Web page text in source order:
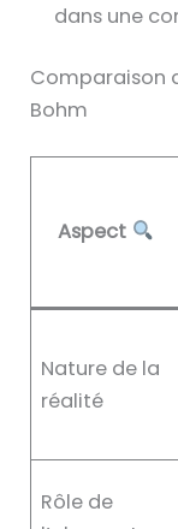
dans une
Comparaison
Bohm
Aspect
Nature de la
réalité
Rôle de